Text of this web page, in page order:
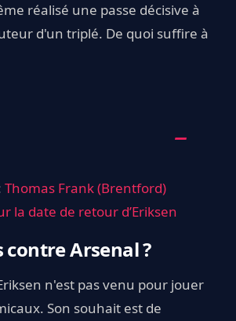
réalisé une passe décisive à
d'un triplé. De quoi suffire à
Thomas Frank (Brentford)
la date de retour d’Eriksen
contre Arsenal ?
n'est pas venu pour jouer
Son souhait est de